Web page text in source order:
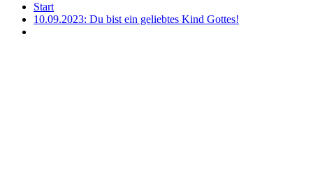
Start
10.09.2023: Du bist ein geliebtes Kind Gottes!